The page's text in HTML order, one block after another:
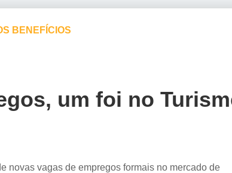
um foi no
novas vagas de empregos formais no mercado de